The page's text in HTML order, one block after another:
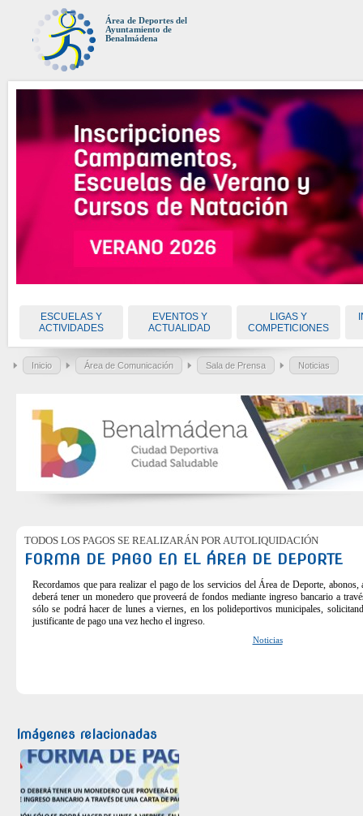
Área de Deportes del
Ayuntamiento de
Benalmádena
ESCUELAS Y
ACTIVIDADES
EVENTOS Y
ACTUALIDAD
LIGAS Y
COMPETICIONES
Inicio Área de Comunicación Sala de Prensa Noticias
TODOS LOS PAGOS SE REALIZARÁN POR AUTOLIQUIDACIÓN
FORMA DE PAGO EN EL ÁREA DE DEPORTE
Recordamos que para realizar el pago de los servicios del Área de Deporte,
deberá tener un monedero que proveerá de fondos mediante ingreso bancario a
sólo se podrá hacer de lunes a viernes, en los polideportivos municipales,
justificante de pago una vez hecho el ingreso.
Noticias
Imágenes relacionadas